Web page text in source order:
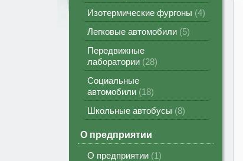
Изотермические фургоны 4
Легковые автомобили 5
Передвижные
лаборатории 28
Социальные
автомобили 18
Школьные автобусы 8
О предприятии
О предприятии 1